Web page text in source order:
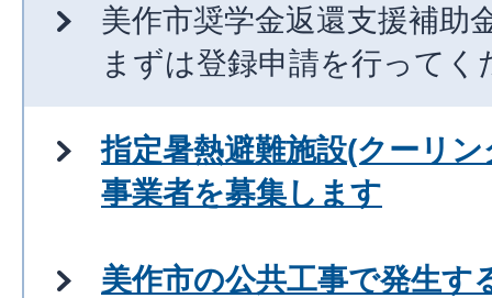
美作市奨学金返還支援補助
まずは登録申請を行ってく
指定暑熱避難施設(クーリ
事業者を募集します
美作市の公共工事で発生す